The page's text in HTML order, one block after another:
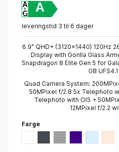
A
leveringstid 3 til 6 dager
6.9" QHD+ (3120x1440) 120Hz
Display with Gorilla Glass
Snapdragon 8 Elite Gen 5 for
GB
Quad Camera System:
50MPixel f/2.8 5x Telephoto
Telephoto with OIS +
12MPixel f/2.2
Farge